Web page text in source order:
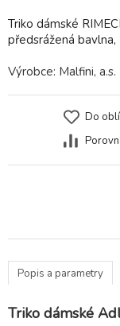
Triko dámské
předsrážená bavlna,
Výrobce: Malfini, a.s.
Do
Popis a parametry
Triko dámské